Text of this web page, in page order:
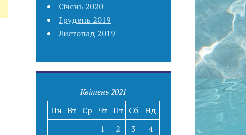
Січень 2020
Грудень 2019
Листопад 2019
Квітень 2021
Пн Вт Ср Чт Пт Сб Нд
1
2 3
4